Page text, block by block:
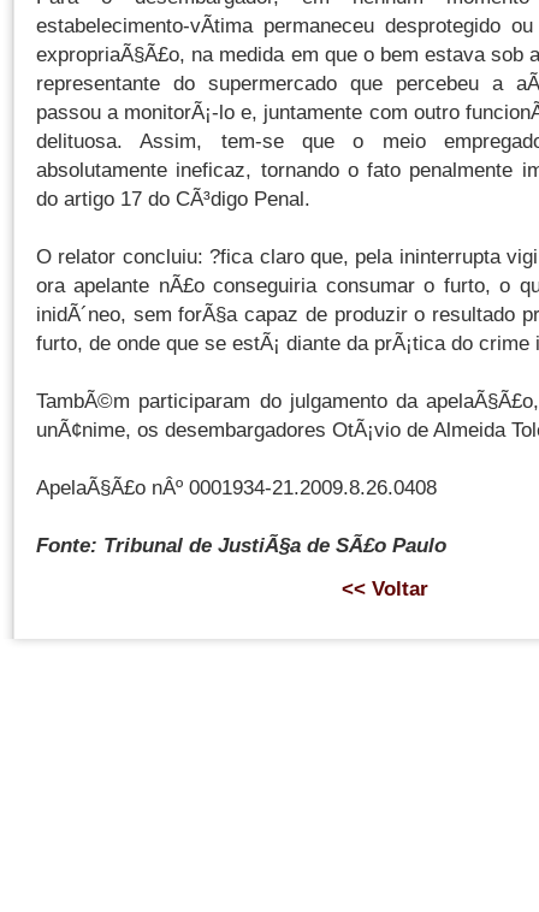
estabelecimento-vÃ­tima permaneceu desprotegido
expropriaÃ§Ã£o, na medida em que o bem estava sob
representante do supermercado que percebeu a
passou a monitorÃ¡-lo e, juntamente com outro
delituosa. Assim, tem-se que o meio
absolutamente ineficaz, tornando o fato penalmente
do artigo 17 do CÃ³digo Penal.
O relator concluiu: ?fica claro que, pela ininterrupta
ora apelante nÃ£o conseguiria consumar o furto, o
inidÃ´neo, sem forÃ§a capaz de produzir o resultado
furto, de onde que se estÃ¡ diante da prÃ¡tica do crime
TambÃ©m participaram do julgamento da
unÃ¢nime, os desembargadores OtÃ¡vio de Almeida
ApelaÃ§Ã£o nÂº 0001934-21.2009.8.26.0408
Fonte: Tribunal de JustiÃ§a de SÃ£o Paulo
<< Voltar